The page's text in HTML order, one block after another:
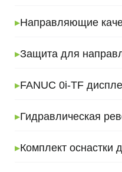
▸Направляющие
▸Защита для
▸FANUC 0i-TF
▸Гидравлическая
▸Комплект оснастки